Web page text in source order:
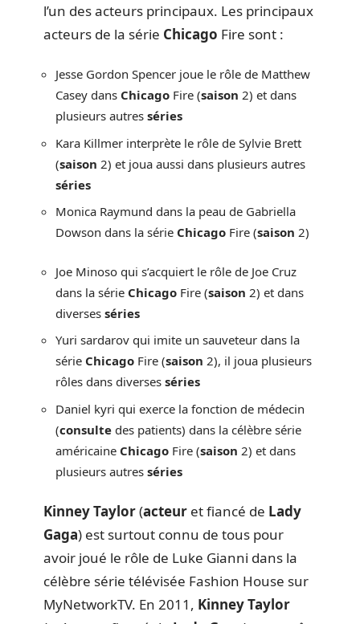
l’un des acteurs principaux. Les principaux
acteurs de la série Chicago Fire sont :
Jesse Gordon Spencer joue le rôle de Matthew
Casey dans Chicago Fire (saison 2) et dans
plusieurs autres séries
Kara Killmer interprète le rôle de Sylvie Brett
(saison 2) et joua aussi dans plusieurs autres
séries
Monica Raymund dans la peau de Gabriella
Dowson dans la série Chicago Fire (saison 2)
Joe Minoso qui s’acquiert le rôle de Joe Cruz
dans la série Chicago Fire (saison 2) et dans
diverses séries
Yuri sardarov qui imite un sauveteur dans la
série Chicago Fire (saison 2), il joua plusieurs
rôles dans diverses séries
Daniel kyri qui exerce la fonction de médecin
(consulte des patients) dans la célèbre série
américaine Chicago Fire (saison 2) et dans
plusieurs autres séries
KinneyTaylor(acteur et fiancé de Lady
Gaga) est surtout connu de tous pour
avoir joué le rôle de Luke Gianni dans la
célèbre série télévisée Fashion House sur
MyNetworkTV. En 2011, Kinney Taylor